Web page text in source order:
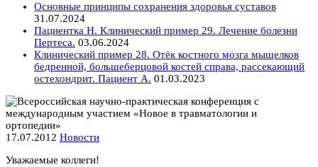
Основные принципы сохранения здоровья суставов
31.07.2024
Пациентка Н. Клинический пример 29. Лечение болезни
Пертеса. 03.06.2024
Клинический пример 28. Отёк костного мозга мыщелков
бедренной, большеберцовой костей справа, рассекающий
остехондрит. Пациент А. 01.03.2023
17.07.2012 Новости
Уважаемые коллеги!